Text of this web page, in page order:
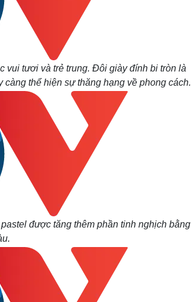
vui tươi và trẻ trung. Đôi giày đính bi tròn là
thể hiện sự thăng hạng về phong cách.
được tăng thêm phần tinh nghịch bằng